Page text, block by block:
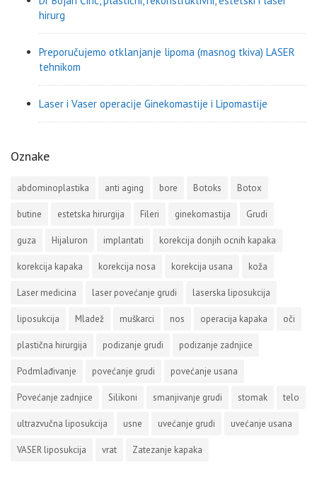
hirurg
Preporučujemo otklanjanje lipoma (masnog tkiva) LASER
tehnikom
Laser i Vaser operacije Ginekomastije i Lipomastije
Oznake
abdominoplastika anti aging bore Botoks Botox
butine estetska hirurgija Fileri ginekomastija Grudi
guza Hijaluron implantati korekcija donjih ocnih kapaka
korekcija kapaka korekcija nosa korekcija usana koža
Laser medicina laser povećanje grudi laserska liposukcija
liposukcija Mladež muškarci nos operacija kapaka oči
plastična hirurgija podizanje grudi podizanje zadnjice
Podmlađivanje povećanje grudi povećanje usana
Povećanje zadnjice Silikoni smanjivanje grudi stomak telo
ultrazvučna liposukcija usne uvećanje grudi uvećanje usana
VASER liposukcija vrat Zatezanje kapaka